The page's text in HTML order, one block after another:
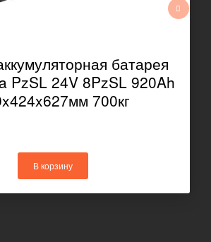
батарея
PzSL 24V 8PzSL 920Ah
700кг
В корзину